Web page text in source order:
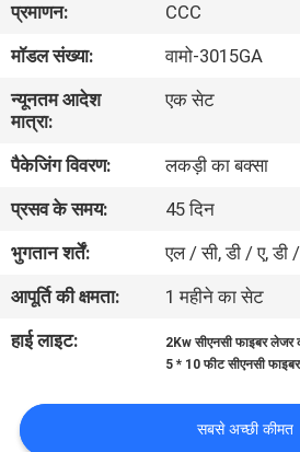
बारे
में
कारखाना
भ्रमण
गुणवत्ता
नियंत्रण
एक
उद्धरण
का
प्रमाणन:
CCC
मॉडल संख्या:
वामो-3015GA
न्यूनतम आदेश
मात्रा:
एक सेट
पैकेजिंग विवरण:
लकड़ी का बक्सा
प्रसव के समय:
45 दिन
भुगतान शर्तें:
एल / सी, डी / ए, डी /
आपूर्ति की क्षमता:
1 महीने का सेट
हाई लाइट:
2Kw सीएनसी फाइबर लेजर
5 * 10 फीट सीएनसी
सबसे अच्छी कीमत